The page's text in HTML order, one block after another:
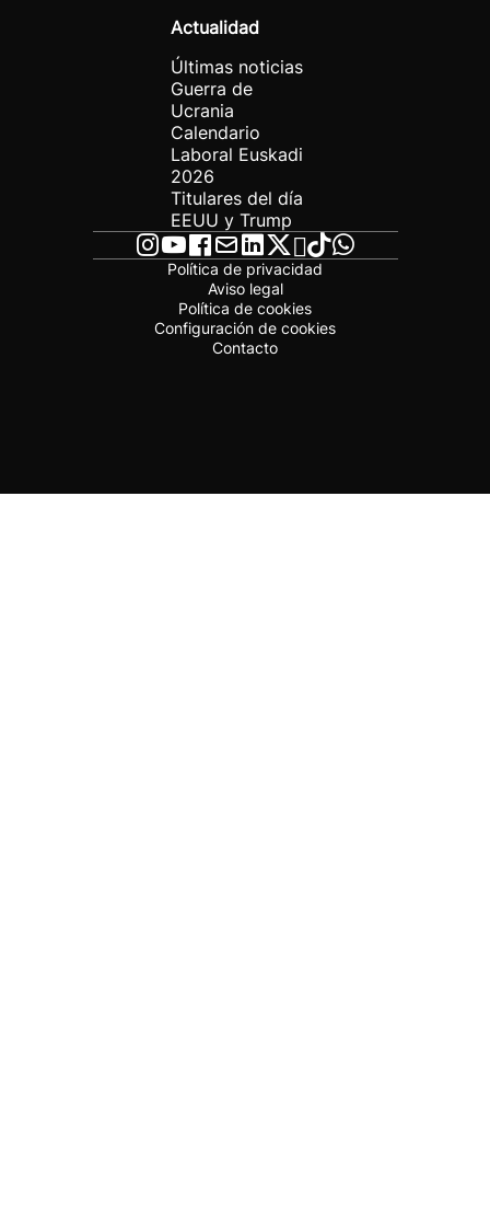
Actualidad
Últimas noticias
Guerra de
Ucrania
Calendario
Laboral Euskadi
2026
Titulares del día
EEUU y Trump
Política de privacidad
Aviso legal
Política de cookies
Configuración de cookies
Contacto